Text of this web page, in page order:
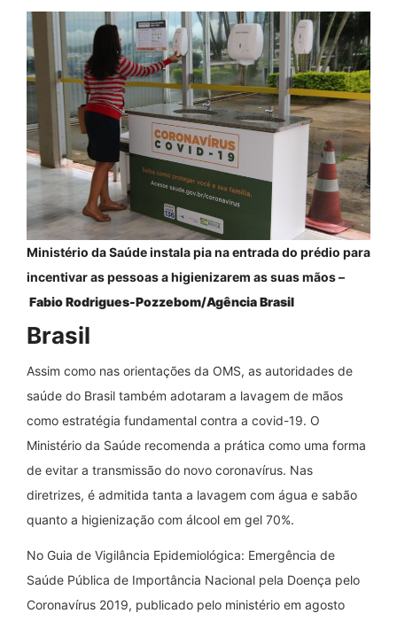
Ministério da Saúde instala pia na entrada do prédio para
incentivar as pessoas a higienizarem as suas mãos –
Fabio Rodrigues-Pozzebom/Agência Brasil
Brasil
Assim como nas orientações da OMS, as autoridades de
saúde do Brasil também adotaram a lavagem de mãos
como estratégia fundamental contra a covid-19. O
Ministério da Saúde recomenda a prática como uma forma
de evitar a transmissão do novo coronavírus. Nas
diretrizes, é admitida tanta a lavagem com água e sabão
quanto a higienização com álcool em gel 70%.
No Guia de Vigilância Epidemiológica: Emergência de
Saúde Pública de Importância Nacional pela Doença pelo
Coronavírus 2019, publicado pelo ministério em agosto